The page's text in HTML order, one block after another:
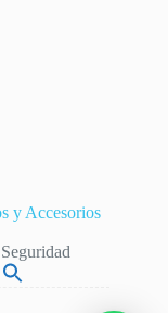
y Accesorios
Buscar: